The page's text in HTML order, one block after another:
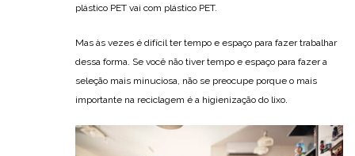
plástico PET vai com plástico PET.
Mas às vezes é difícil ter tempo e espaço para fazer trabalhar
dessa forma. Se você não tiver tempo e espaço para fazer a
seleção mais minuciosa, não se preocupe porque o mais
importante na reciclagem é a higienização do lixo.